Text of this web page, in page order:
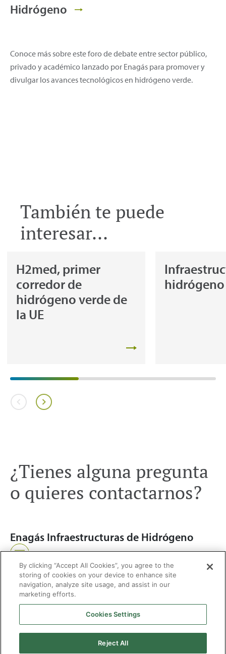
Hidrógeno
Conoce más sobre este foro de debate entre sector público,
privado y académico lanzado por Enagás para promover y
divulgar los avances tecnológicos en hidrógeno verde.
También te puede
interesar...
H2med, primer
corredor de
hidrógeno verde de
la UE
hidrógeno
¿Tienes alguna pregunta
o quieres contactarnos?
Enagás Infraestructuras de Hidrógeno
Escríbenos
By clicking “Accept All Cookies”, you agree to the
storing of cookies on your device to enhance site
navigation, analyze site usage, and assist in our
marketing efforts.
Cookies Settings
Reject All